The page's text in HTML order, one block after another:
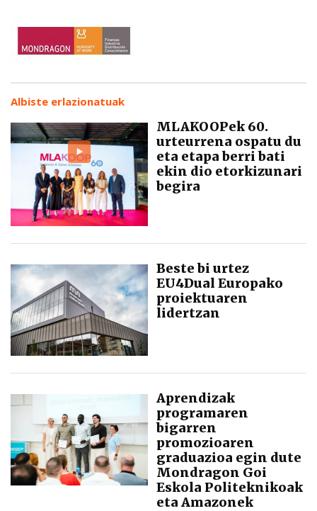
Albiste erlazionatuak
MLAKOOPek 60.
urteurrena ospatu du
eta etapa berri bati
ekin dio etorkizunari
begira
Beste bi urtez
EU4Dual Europako
proiektuaren
lidertzan
Aprendizak
programaren
bigarren
promozioaren
graduazioa egin dute
Mondragon Goi
Eskola Politeknikoak
eta Amazonek